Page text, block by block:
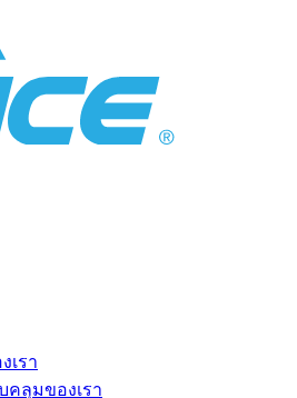
เรา
ลุมของเรา